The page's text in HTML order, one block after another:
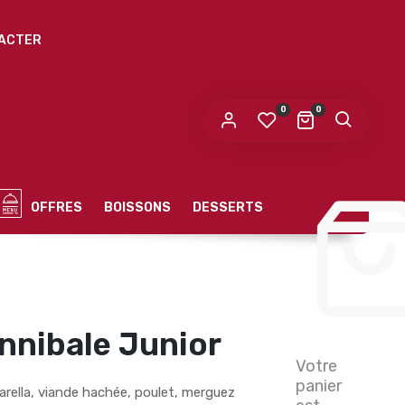
0
Votre
panier
0
OFFRES BOISSONS DESSERTS
Junior
viande hachée, poulet, merguez